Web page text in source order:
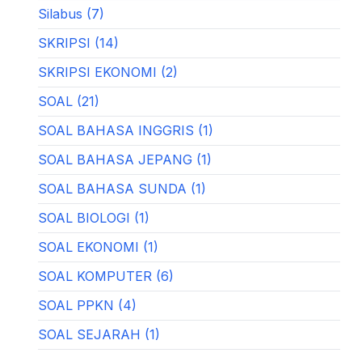
Silabus (7)
SKRIPSI (14)
SKRIPSI EKONOMI (2)
SOAL (21)
SOAL BAHASA INGGRIS (1)
SOAL BAHASA JEPANG (1)
SOAL BAHASA SUNDA (1)
SOAL BIOLOGI (1)
SOAL EKONOMI (1)
SOAL KOMPUTER (6)
SOAL PPKN (4)
SOAL SEJARAH (1)